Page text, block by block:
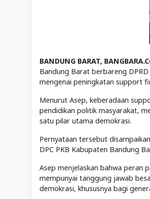
BANDUNG BARAT,
Bandung Barat berbareng
mengenai peningkatan support
Menurut Asep, keberadaan
pendidikan politik masyarakat,
satu pilar utama demokrasi.
Pernyataan tersebut
DPC PKB Kabupaten Bandung
Asep menjelaskan bahwa peran
mempunyai tanggung jawab
demokrasi, khususnya bagi